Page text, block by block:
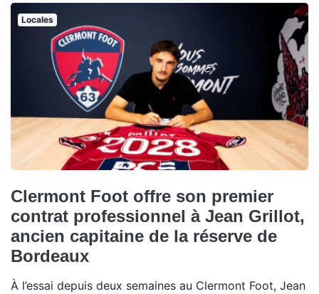
Locales
Clermont Foot offre son premier
contrat professionnel à Jean Grillot,
ancien capitaine de la réserve de
Bordeaux
À l’essai depuis deux semaines au Clermont Foot, Jean